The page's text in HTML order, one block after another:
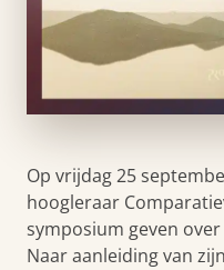
Op vrijdag 25
hoogleraar
symposium geven
Naar aanleiding van